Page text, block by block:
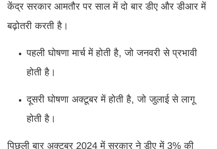
केंद्र सरकार आमतौर पर साल में दो बार डीए और डीआर में
बढ़ोतरी करती है।
पहली घोषणा मार्च में होती है, जो जनवरी से प्रभावी
होती है।
दूसरी घोषणा अक्टूबर में होती है, जो जुलाई से लागू
होती है।
पिछली बार अक्टूबर 2024 में सरकार ने डीए में 3% की